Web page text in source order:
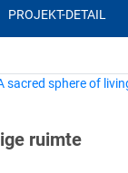
PROJEKT-DETAIL
ruimte